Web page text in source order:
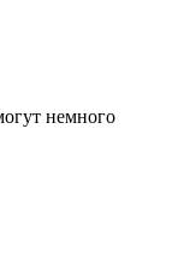
немного